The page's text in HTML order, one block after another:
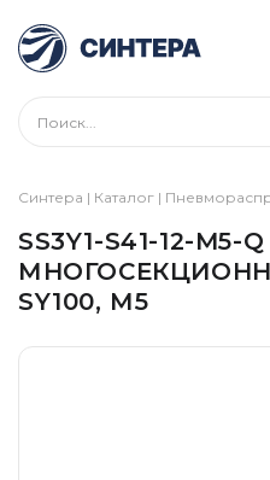
Синтера | Каталог |
SS3Y1-S41-12-M5-Q
SY100, М5